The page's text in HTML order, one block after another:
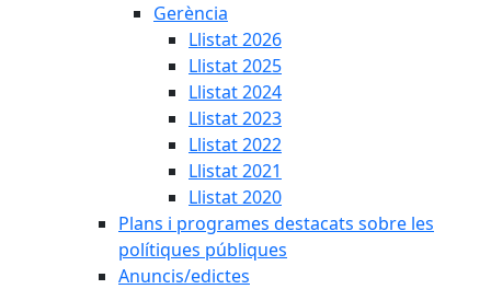
Gerència
Llistat 2026
Llistat 2025
Llistat 2024
Llistat 2023
Llistat 2022
Llistat 2021
Llistat 2020
Plans i programes destacats sobre les
polítiques públiques
Anuncis/edictes